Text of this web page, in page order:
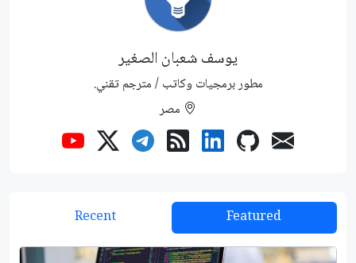
يوسف شعبان الصغير
مطور برمجيات وكاتب / مترجم تقني.
مصر
Featured
Recent